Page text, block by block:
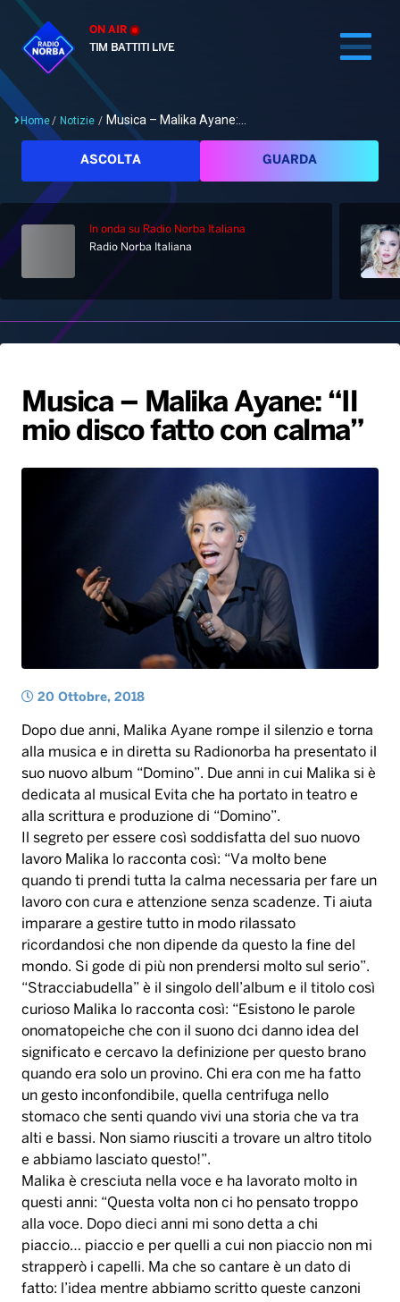
ON AIR
TIM BATTITI LIVE
Cerca
Palinsesto
Hit Dance
Giochi&Concorsi
PALATOUR
Notizie
Locali
Musica e Spettacolo
Sport
Radio Norba Consiglia
Leggerissime
Playlist
Generale
Novità
Notiziario
Interviste
Oroscopo
Speciale Astrabilia 2026
Gallery
Radio Norba News TV
Voce al Bari
Battiti Live 2026
Home/ Notizie / Musica – Malika Ayane:...
ASCOLTA GUARDA
In onda su Radio Norba Italiana
Radio Norba Italiana
Musica – Malika Ayane: “Il
mio disco fatto con calma”
20 Ottobre, 2018
Dopo due anni, Malika Ayane rompe il silenzio e torna
alla musica e in diretta su Radionorba ha presentato il
suo nuovo album “Domino”. Due anni in cui Malika si è
dedicata al musical Evita che ha portato in teatro e
alla scrittura e produzione di “Domino”.
Il segreto per essere così soddisfatta del suo nuovo
lavoro Malika lo racconta così: “Va molto bene
quando ti prendi tutta la calma necessaria per fare un
lavoro con cura e attenzione senza scadenze. Ti aiuta
imparare a gestire tutto in modo rilassato
ricordandosi che non dipende da questo la fine del
mondo. Si gode di più non prendersi molto sul serio”.
“Stracciabudella” è il singolo dell’album e il titolo così
curioso Malika lo racconta così: “Esistono le parole
onomatopeiche che con il suono dci danno idea del
significato e cercavo la definizione per questo brano
quando era solo un provino. Chi era con me ha fatto
un gesto inconfondibile, quella centrifuga nello
stomaco che senti quando vivi una storia che va tra
alti e bassi. Non siamo riusciti a trovare un altro titolo
e abbiamo lasciato questo!”.
Malika è cresciuta nella voce e ha lavorato molto in
questi anni: “Questa volta non ci ho pensato troppo
alla voce. Dopo dieci anni mi sono detta a chi
piaccio… piaccio e per quelli a cui non piaccio non mi
strapperò i capelli. Ma che so cantare è un dato di
fatto: l’idea mentre abbiamo scritto queste canzoni